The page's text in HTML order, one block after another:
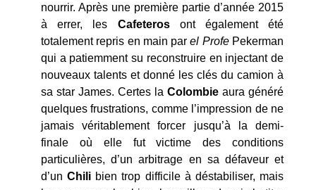
nourrir. Après une première partie d’année 2015
à errer, les Cafeterosont également été
totalement repris en main parel Profe Pekerman
qui a patiemment su reconstruire en injectant de
nouveaux talents et donné les clés du camion à
sa star James. Certes la Colombie aura généré
quelques frustrations, comme l’impression de ne
jamais véritablement forcer jusqu’à la demi-
finale où elle fut victime des conditions
particulières, d’un arbitrage en sa défaveur et
d’unChili bien trop difficile à déstabiliser, mais